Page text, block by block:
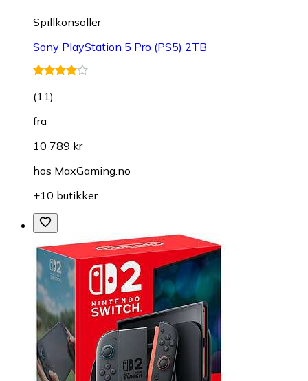
Spillkonsoller
Sony PlayStation 5 Pro (PS5) 2TB
(11)
fra
10 789 kr
hos MaxGaming.no
+10 butikker